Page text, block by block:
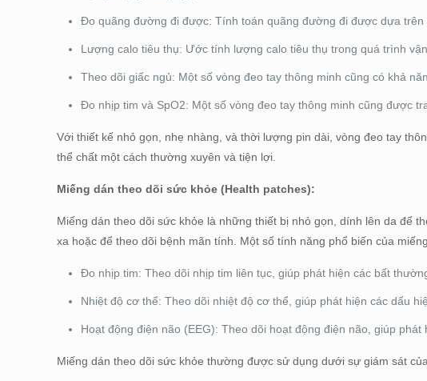
Đo quãng đường đi được: Tính toán quãng đường đi được dựa trên
Lượng calo tiêu thụ: Ước tính lượng calo tiêu thụ trong quá trình vận
Theo dõi giấc ngủ: Một số vòng đeo tay thông minh cũng có khả
Đo nhịp tim và SpO2: Một số vòng đeo tay thông minh cũng được
Với thiết kế nhỏ gọn, nhẹ nhàng, và thời lượng pin dài, vòng đeo tay
thể chất một cách thường xuyên và tiện lợi.
Miếng dán theo dõi sức khỏe (Health patches):
Miếng dán theo dõi sức khỏe là những thiết bị nhỏ gọn, dính lên da để
xa hoặc để theo dõi bệnh mãn tính. Một số tính năng phổ biến của
Đo nhịp tim: Theo dõi nhịp tim liên tục, giúp phát hiện các bất
Nhiệt độ cơ thể: Theo dõi nhiệt độ cơ thể, giúp phát hiện các dấu
Hoạt động điện não (EEG): Theo dõi hoạt động điện não, giúp phát
Miếng dán theo dõi sức khỏe thường được sử dụng dưới sự giám sát